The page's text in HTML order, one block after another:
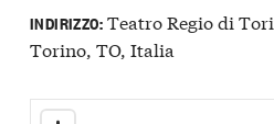
INDIRIZZO:Teatro Regio di
Torino, TO, Italia